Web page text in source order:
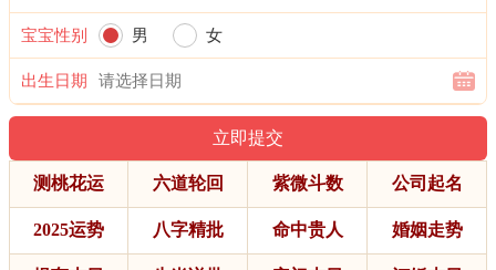
宝宝性别 男 女
出生日期
测桃花运 六道轮回 紫微斗数 公司起名
2025运势 八字精批 命中贵人 婚姻走势